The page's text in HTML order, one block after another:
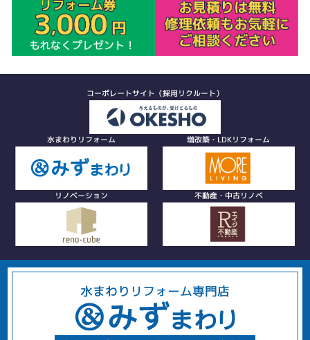
コーポレートサイト（採用リクルート）
水まわりリフォーム 増改築・LDKリフォーム
リノベーション 不動産・中古リノベ
水まわりリフォーム専門店